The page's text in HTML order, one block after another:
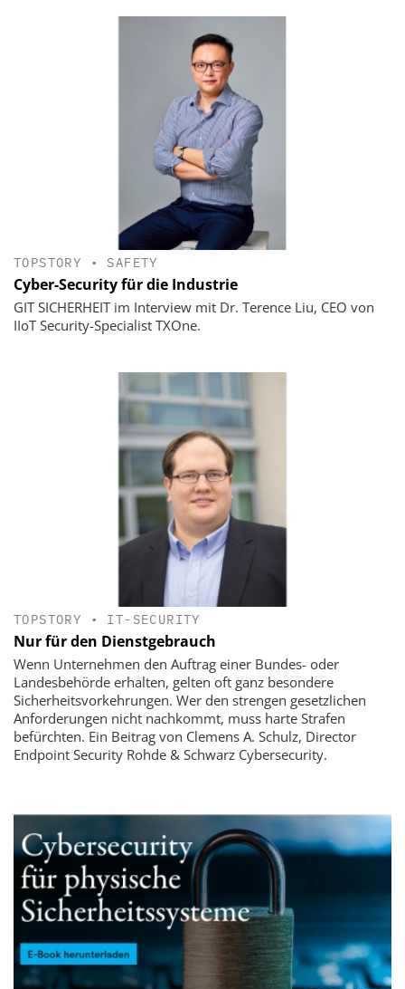
TOPSTORY • SAFETY
Cyber-Security für die Industrie
GIT SICHERHEIT im Interview mit Dr. Terence Liu, CEO von
IIoT Security-Specialist TXOne.
TOPSTORY • IT-SECURITY
Nur für den Dienstgebrauch
Wenn Unternehmen den Auftrag einer Bundes- oder
Landesbehörde erhalten, gelten oft ganz besondere
Sicherheitsvorkehrungen. Wer den strengen gesetzlichen
Anforderungen nicht nachkommt, muss harte Strafen
befürchten. Ein Beitrag von Clemens A. Schulz, Director
Endpoint Security Rohde & Schwarz Cybersecurity.